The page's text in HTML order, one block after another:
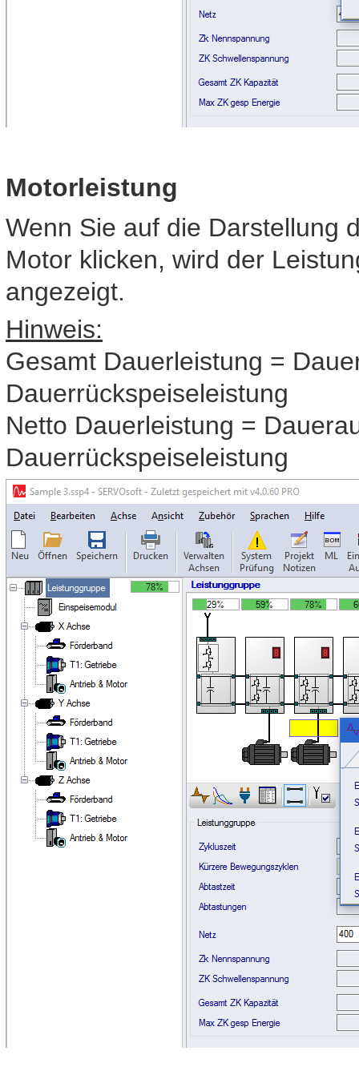
Motorleistung
Wenn Sie auf die Darstellung
Motor klicken, wird der
angezeigt.
Hinweis:
Gesamt Dauerleistung =
Dauerrückspeiseleistung
Netto Dauerleistung =
Dauerrückspeiseleistung